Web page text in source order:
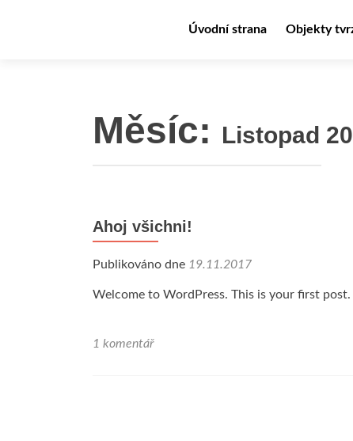
Úvodní strana
Objekty
Měsíc: Listopad
Ahoj všichni!
Publikováno dne 19.11.2017
Welcome to WordPress. This is your first
1 komentář